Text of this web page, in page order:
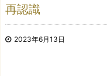
再認識
2023年6月13日